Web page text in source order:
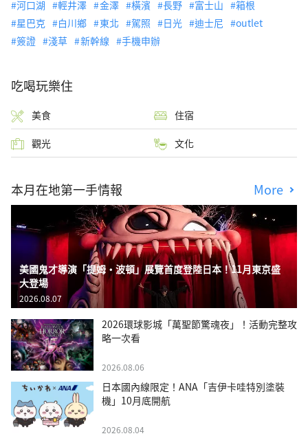
河口湖 輕井澤 金澤 橫濱 長野 富士山
箱根
星巴克
白川鄉 東北 駕照 日光 迪士尼
outlet
簽證
淺草 新幹線 手機申辦
吃喝玩樂住
美食 住宿
觀光 文化
本月在地第一手情報 More
美國鬼才導演「提姆・波頓」展覽首度登陸日本！11月東京盛
大登場
2026.08.07
2026環球影城「萬聖節驚魂夜」！活動完整攻
略一次看
2026.08.06
日本國內線限定！ANA「吉伊卡哇特別塗裝
機」10月底開航
2026.08.04